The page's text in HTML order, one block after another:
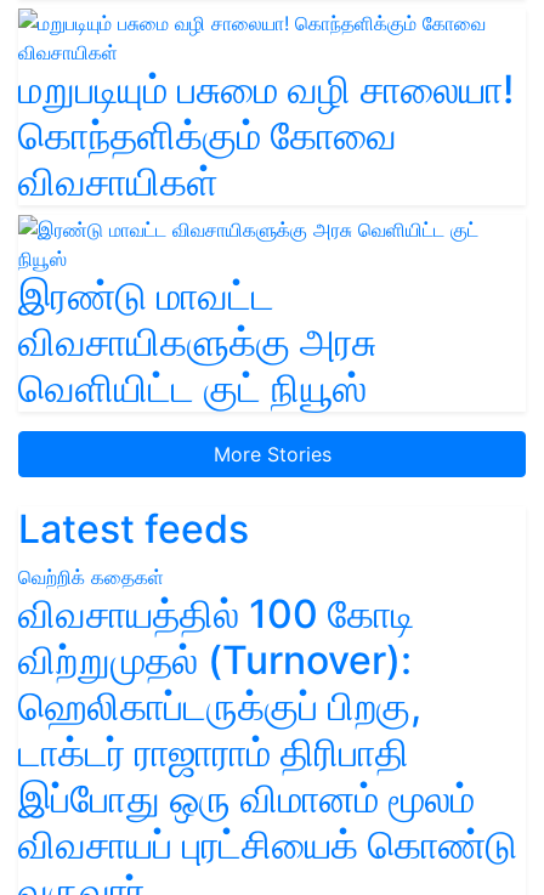
மறுபடியும் பசுமை வழி சாலையா!
கொந்தளிக்கும் கோவை
விவசாயிகள்
இரண்டு மாவட்ட
விவசாயிகளுக்கு அரசு
வெளியிட்ட குட் நியூஸ்
More Stories
Latest feeds
வெற்றிக் கதைகள்
விவசாயத்தில் 100 கோடி
விற்றுமுதல் (Turnover):
ஹெலிகாப்டருக்குப் பிறகு,
டாக்டர் ராஜாராம் திரிபாதி
இப்போது ஒரு விமானம் மூலம்
விவசாயப் புரட்சியைக் கொண்டு